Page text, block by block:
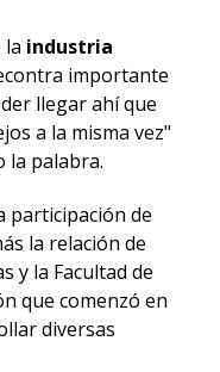
la industria
importante
llegar ahí que
a la misma vez"
la palabra.
participación de
la relación de
y la Facultad de
que comenzó en
diversas